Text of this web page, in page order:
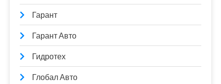
Гарант
Гарант Авто
Гидротех
Глобал Авто